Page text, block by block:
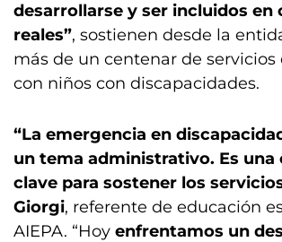
desarrollarse y ser incluidos en
reales”, sostienen desde la
más de un centenar de servicios
con niños con discapacidades.
“La emergencia en
un tema administrativo. Es una
clave para sostener los
Giorgi, referente de educación
AIEPA. “Hoy enfrentamos un